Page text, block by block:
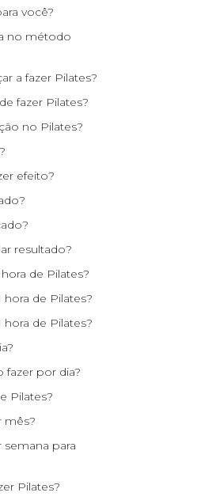
você?
no método
a fazer Pilates?
fazer Pilates?
no Pilates?
efeito?
resultado?
de Pilates?
hora de Pilates?
hora de Pilates?
fazer por dia?
Pilates?
mês?
semana para
Pilates?